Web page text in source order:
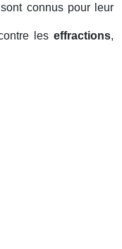
sont connus pour leur
les effractions,